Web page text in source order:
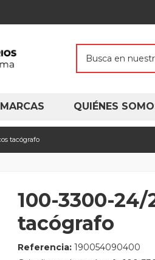
MARCAS QUIÉNES
tacógrafo
100-3300-
tacógrafo
Referencia: 190054090400